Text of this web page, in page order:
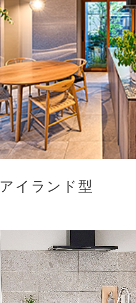
アイランド型